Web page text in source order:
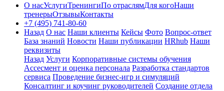
О насУслугиТренингиПо отраслямДля когоНаши
тренерыОтзывыКонтакты
+7 (495) 741-80-60
Назад О нас Наши клиенты Кейсы Фото Вопрос-ответ
База знаний Новости Наши публикации HRhub Наши
реквизиты
Назад Услуги Корпоративные системы обучения
Ассесмент и оценка персонала Разработка стандартов
сервиса Проведение бизнес-игр и симуляций
Консалтинг и коучинг руководителей Создание отдела